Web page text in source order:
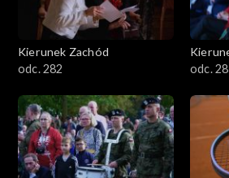
Kierunek Zachód
odc. 282
odc.